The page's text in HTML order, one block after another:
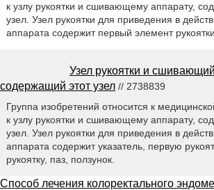
к узлу рукоятки и сшивающему аппарату,
узел. Узел рукоятки для приведения в
аппарата содержит первый элемент
Узел рукоятки и
содержащий этот узел // 2738839
Группа изобретений относится к
к узлу рукоятки и сшивающему аппарату,
узел. Узел рукоятки для приведения в
аппарата содержит указатель, первую
рукоятку, паз, ползунок.
Способ лечения колоректального